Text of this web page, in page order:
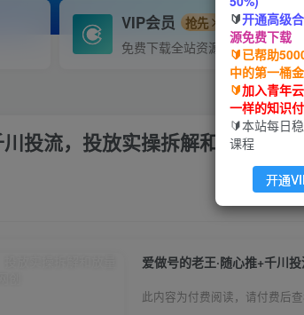
VIP会员 抢先
免费下载全站资源
投流，投放实操拆解和放量思
爱做号的老王·随心推+千川
此内容为付费阅读，请付费后
🔰开通高级
源免费下载
🔰已帮助
中的第一桶
🔰加入青年
一样的知识
🔰本站每日
课程
开通